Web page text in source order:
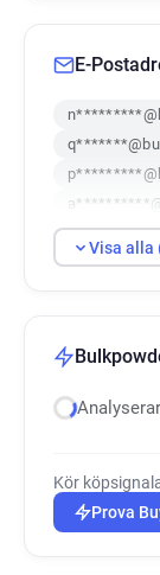
E-
Visa alla
Kör
Prova